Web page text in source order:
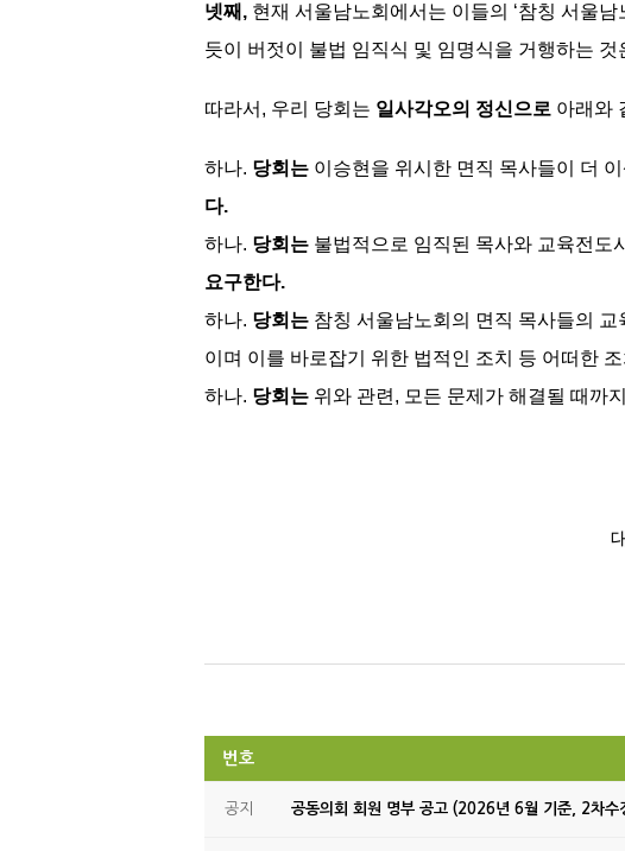
넷째, 현재 서울남노회에서는 이들의 ‘참칭 서울
듯이 버젓이 불법 임직식 및 임명식을 거행하는 것
따라서, 우리 당회는 일사각오의 정신으로 아래와
하나. 당회는 이승현을 위시한 면직 목사들이 더
다.
하나. 당회는 불법적으로 임직된 목사와 교육전도
요구한다.
하나. 당회는 참칭 서울남노회의 면직 목사들의
이며 이를 바로잡기 위한 법적인 조치 등 어떠한 조
하나. 당회는 위와 관련, 모든 문제가 해결될 때까
번호
공지 공동의회 회원 명부 공고 (2026년 6월 기준, 2차수